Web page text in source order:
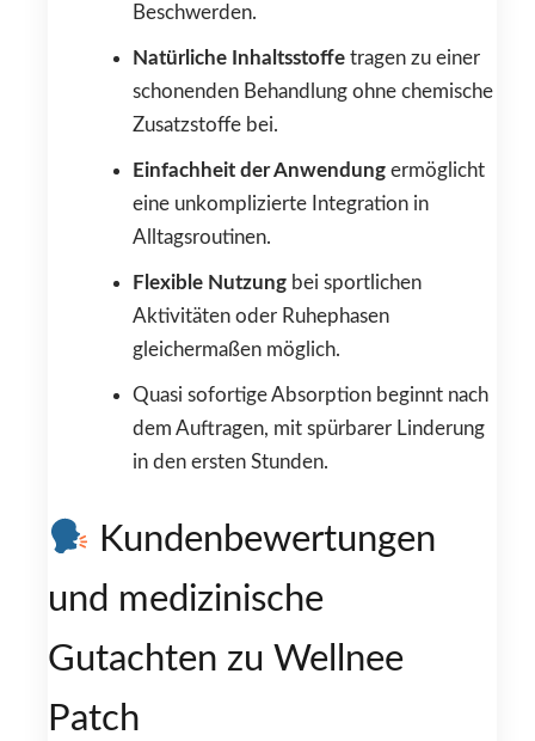
Beschwerden.
Natürliche Inhaltsstoffe tragen zu einer
schonenden Behandlung ohne chemische
Zusatzstoffe bei.
Einfachheit der Anwendung ermöglicht
eine unkomplizierte Integration in
Alltagsroutinen.
Flexible Nutzung bei sportlichen
Aktivitäten oder Ruhephasen
gleichermaßen möglich.
Quasi sofortige Absorption beginnt nach
dem Auftragen, mit spürbarer Linderung
in den ersten Stunden.
Kundenbewertungen
und medizinische
Gutachten zu Wellnee
Patch